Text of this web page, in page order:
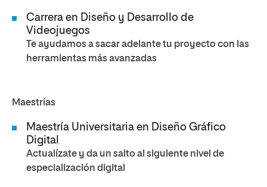
Carrera en Diseño y Desarrollo de
Videojuegos
Te ayudamos a sacar adelante tu proyecto con las
herramientas más avanzadas
Maestrías
Maestría Universitaria en Diseño Gráfico
Digital
Actualízate y da un salto al siguiente nivel de
especialización digital